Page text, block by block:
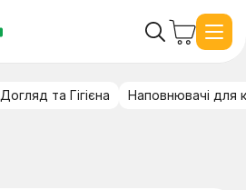
Догляд та Гігієна Наповнювачі для